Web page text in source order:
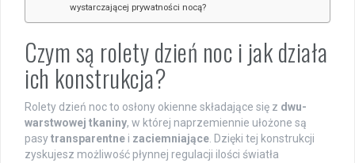
wystarczającej prywatności nocą?
Czym są rolety dzień noc i jak działa
ich konstrukcja?
Rolety dzień noc to osłony okienne składające się z dwu-
warstwowej tkaniny, w której naprzemiennie ułożone są
pasytransparentne i zaciemniające . Dzięki tej konstrukcji
zyskujesz możliwość płynnej regulacji ilości światła